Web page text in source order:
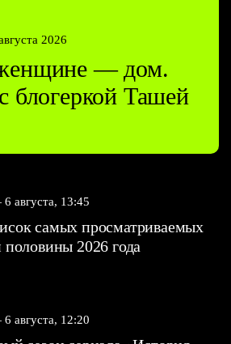
2026
— дом.
блогеркой Ташей
6 августа, 13:45
самых просматриваемых
половины 2026 года
6 августа, 12:20